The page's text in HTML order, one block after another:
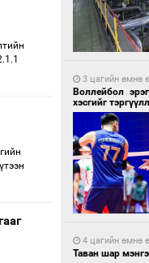
3 цагийн өмнө
Воллейбол
хэсгийг
4 цагийн өмнө
Таван шар